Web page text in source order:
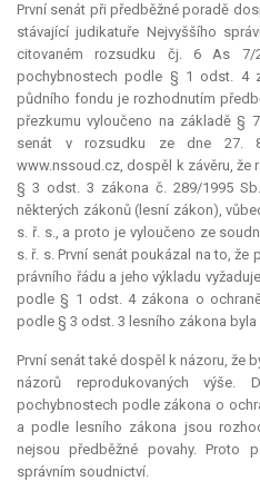
První senát při předběžné poradě
stávající judikatuře Nejvyššího
citovaném rozsudku čj. 6 As 7/
pochybnostech podle § 1 odst. 4
půdního fondu je rozhodnutím
přezkumu vyloučeno na základě §
senát v rozsudku ze dne 27.
www.nssoud.cz, dospěl k závěru,
§ 3 odst. 3 zákona č. 289/1995
některých zákonů (lesní zákon),
s. ř. s., a proto je vyloučeno ze
s. ř. s. První senát poukázal na to,
právního řádu a jeho výkladu
podle § 1 odst. 4 zákona o
podle § 3 odst. 3 lesního zákona
První senát také dospěl k názoru, že
názorů reprodukovaných
pochybnostech podle zákona o
a podle lesního zákona jsou
nejsou předběžné povahy. Proto
správním soudnictví.